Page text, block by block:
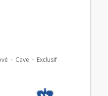
Cave Exclusif